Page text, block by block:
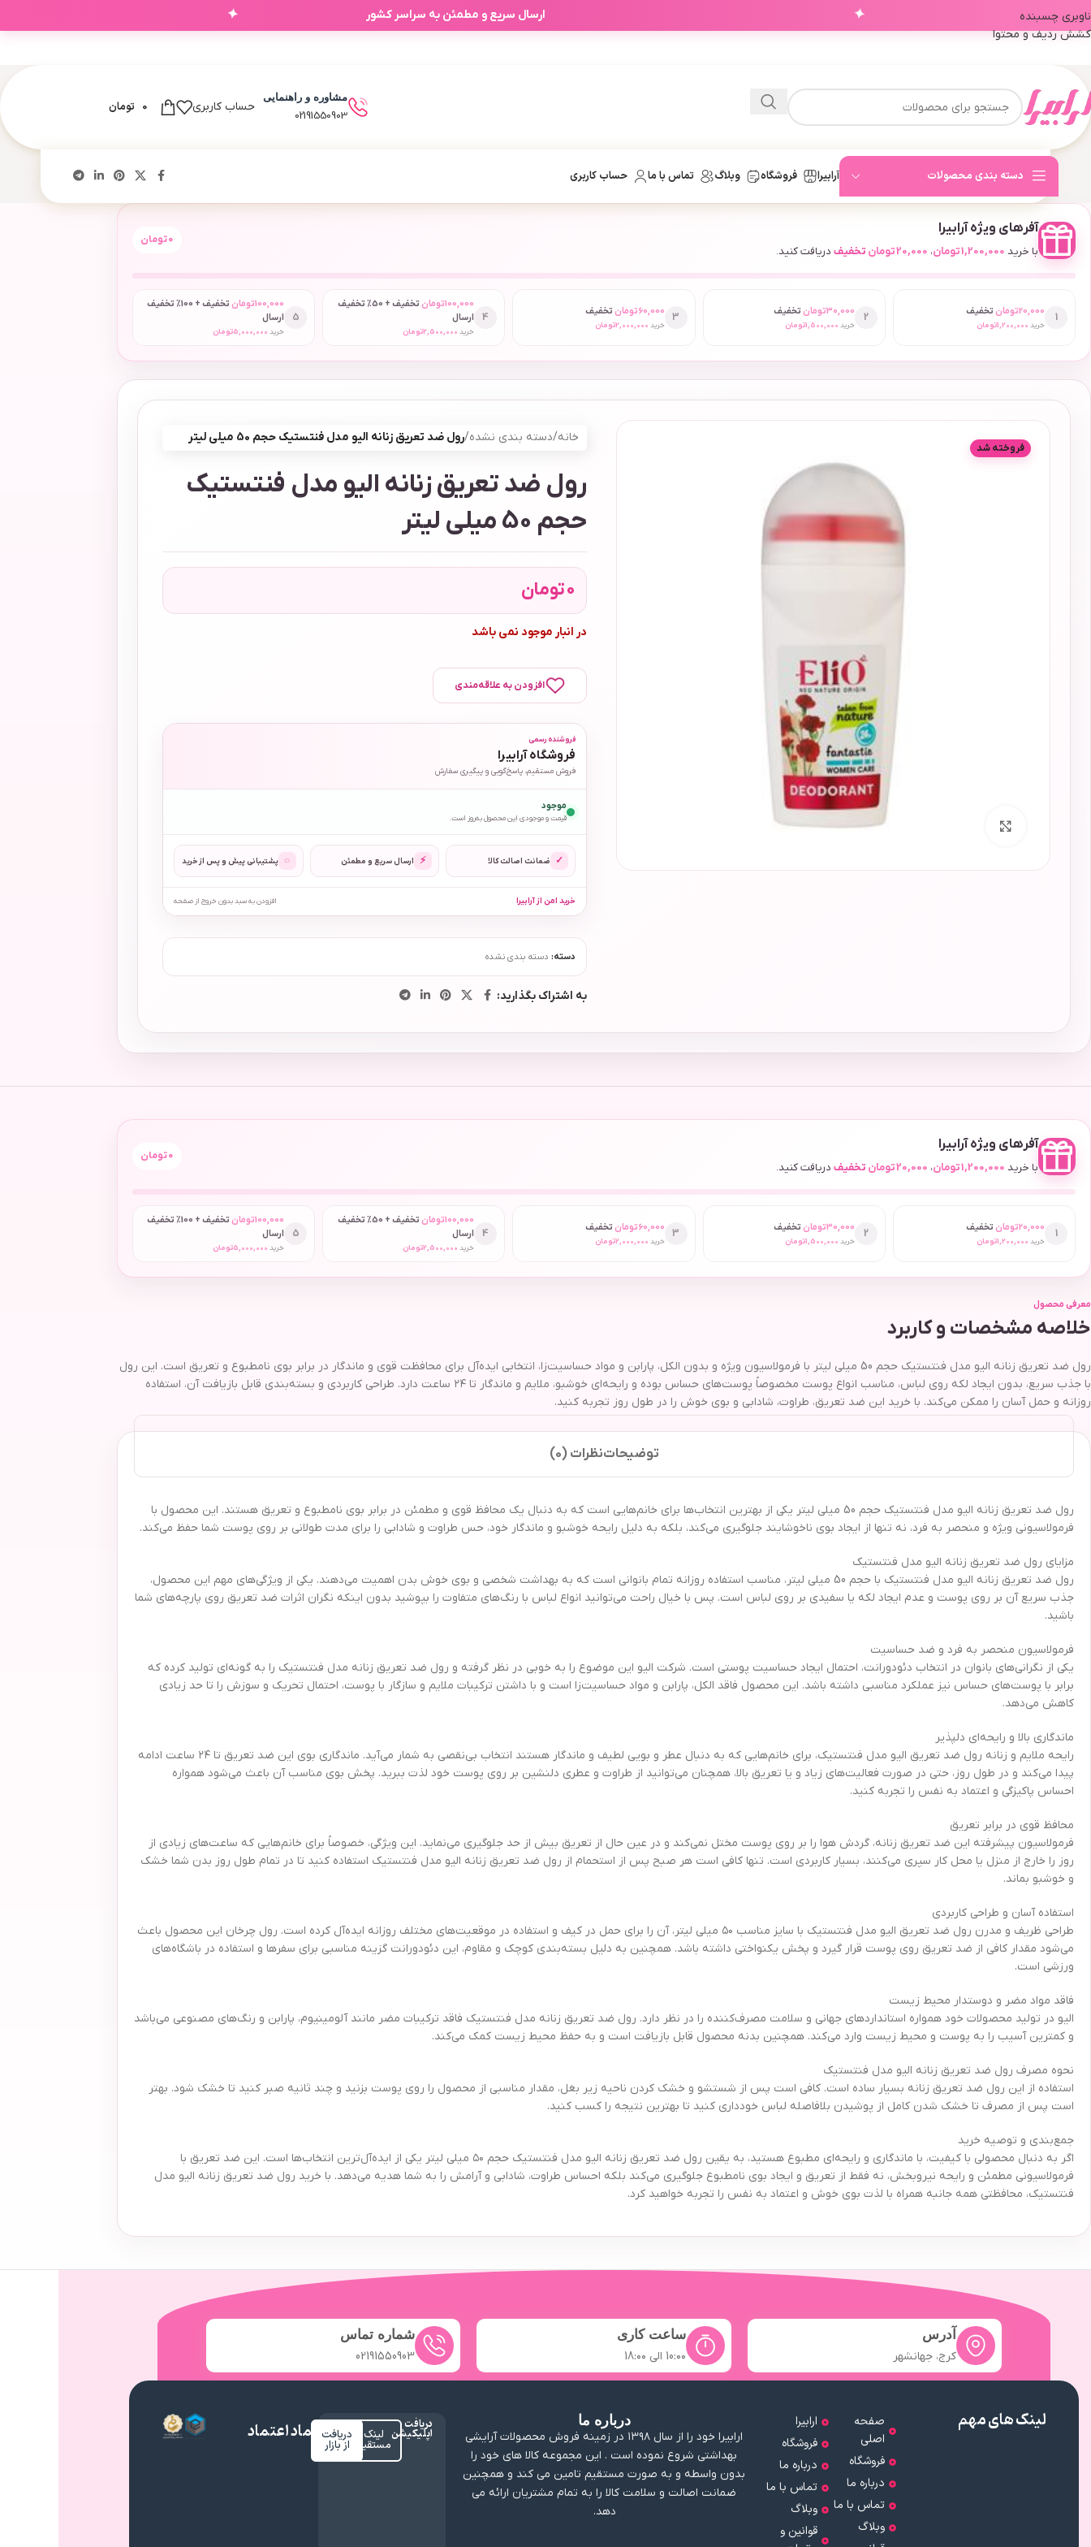
✦ آفرهای شخصی آرابیرا بر اساس انتخاب‌های شما ✦
ناوبری چسبنده
کشش ردیف و محتوا
مشاوره و راهنمایی
02191550903
حساب کاربری 0 تومان
دسته بندی محصولات آرابیرا فروشگاه وبلاگ تماس با ما حساب کاربری
آفرهای ویژه آرابیرا
با خرید 1,200,000تومان، 20,000تومان تخفیف دریافت کنید.
0تومان
1
20,000تومان تخفیف
خرید 1,200,000تومان
2
30,000تومان تخفیف
خرید 1,500,000تومان
3
60,000تومان تخفیف
خرید 2,000,000تومان
4
100,000تومان
تخفیف + 50٪ تخفیف
ارسال
خرید 2,500,000تومان
5
100,000تومان
تخفیف + 100٪ تخفیف
ارسال
خرید 5,000,000تومان
فروخته شد
برای بزرگنمایی کلیک کنید
خانه/دسته بندی نشده/رول ضد تعریق زنانه الیو مدل فنتستیک حجم 50 میلی لیتر
رول ضد تعریق زنانه الیو مدل فنتستیک
حجم 50 میلی لیتر
0تومان
در انبار موجود نمی باشد
افزودن به علاقه‌مندی
فروشنده رسمی
فروشگاه آرابیرا
فروش مستقیم، پاسخ‌گویی و پیگیری سفارش
موجود
قیمت و موجودی این محصول به‌روز است.
✓ ضمانت اصالت کالا ⚡ ارسال سریع و مطمئن ◌ پشتیبانی پیش و پس از خرید
خرید امن از آرابیرا افزودن به سبد بدون خروج از صفحه
دسته: دسته بندی نشده
به اشتراک بگذارید:
آفرهای ویژه آرابیرا
با خرید 1,200,000تومان، 20,000تومان تخفیف دریافت کنید.
0تومان
1
20,000تومان تخفیف
خرید 1,200,000تومان
2
30,000تومان تخفیف
خرید 1,500,000تومان
3
60,000تومان تخفیف
خرید 2,000,000تومان
4
100,000تومان
تخفیف + 50٪ تخفیف
ارسال
خرید 2,500,000تومان
5
100,000تومان
تخفیف + 100٪ تخفیف
ارسال
خرید 5,000,000تومان
معرفی محصول
خلاصه مشخصات و کاربرد
رول ضد تعریق زنانه الیو مدل فنتستیک حجم 50 میلی لیتر با فرمولاسیون ویژه و بدون الکل، پارابن و مواد حساسیت‌زا، انتخابی ایده‌آل برای محافظت قوی و ماندگار در برابر بوی نامطبوع و تعریق است. این رول
با جذب سریع، بدون ایجاد لکه روی لباس، مناسب انواع پوست مخصوصاً پوست‌های حساس بوده و رایحه‌ای خوشبو، ملایم و ماندگار تا ۲۴ ساعت دارد. طراحی کاربردی و بسته‌بندی قابل بازیافت آن، استفاده
روزانه و حمل آسان را ممکن می‌کند. با خرید این ضد تعریق، طراوت، شادابی و بوی خوش را در طول روز تجربه کنید.
توضیحاتنظرات (0)
رول ضد تعریق زنانه الیو مدل فنتستیک حجم 50 میلی لیتر یکی از بهترین انتخاب‌ها برای خانم‌هایی است که به دنبال یک محافظ قوی و مطمئن در برابر بوی نامطبوع و تعریق هستند. این محصول با
فرمولاسیونی ویژه و منحصر به فرد، نه تنها از ایجاد بوی ناخوشایند جلوگیری می‌کند، بلکه به دلیل رایحه خوشبو و ماندگار خود، حس طراوت و شادابی را برای مدت طولانی بر روی پوست شما حفظ می‌کند.
مزایای رول ضد تعریق زنانه الیو مدل فنتستیک
رول ضد تعریق زنانه الیو مدل فنتستیک با حجم 50 میلی لیتر، مناسب استفاده روزانه تمام بانوانی است که به بهداشت شخصی و بوی خوش بدن اهمیت می‌دهند. یکی از ویژگی‌های مهم این محصول،
جذب سریع آن بر روی پوست و عدم ایجاد لکه یا سفیدی بر روی لباس است. پس با خیال راحت می‌توانید انواع لباس با رنگ‌های متفاوت را بپوشید بدون اینکه نگران اثرات ضد تعریق روی پارچه‌های شما
باشید.
فرمولاسیون منحصر به فرد و ضد حساسیت
یکی از نگرانی‌های بانوان در انتخاب دئودورانت، احتمال ایجاد حساسیت پوستی است. شرکت الیو این موضوع را به خوبی در نظر گرفته و رول ضد تعریق زنانه مدل فنتستیک را به گونه‌ای تولید کرده که
برابر با پوست‌های حساس نیز عملکرد مناسبی داشته باشد. این محصول فاقد الکل، پارابن و مواد حساسیت‌زا است و با داشتن ترکیبات ملایم و سازگار با پوست، احتمال تحریک و سوزش را تا حد زیادی
کاهش می‌دهد.
ماندگاری بالا و رایحه‌ای دلپذیر
رایحه ملایم و زنانه رول ضد تعریق الیو مدل فنتستیک، برای خانم‌هایی که به دنبال عطر و بویی لطیف و ماندگار هستند انتخاب بی‌نقصی به شمار می‌آید. ماندگاری بوی این ضد تعریق تا ۲۴ ساعت ادامه
پیدا می‌کند و در طول روز، حتی در صورت فعالیت‌های زیاد و یا تعریق بالا، همچنان می‌توانید از طراوت و عطری دلنشین بر روی پوست خود لذت ببرید. پخش بوی مناسب آن باعث می‌شود همواره
احساس پاکیزگی و اعتماد به نفس را تجربه کنید.
محافظ قوی در برابر تعریق
فرمولاسیون پیشرفته این ضد تعریق زنانه، گردش هوا را بر روی پوست مختل نمی‌کند و در عین حال از تعریق بیش از حد جلوگیری می‌نماید. این ویژگی، خصوصاً برای خانم‌هایی که ساعت‌های زیادی از
روز را خارج از منزل یا محل کار سپری می‌کنند، بسیار کاربردی است. تنها کافی است هر صبح پس از استحمام از رول ضد تعریق زنانه الیو مدل فنتستیک استفاده کنید تا در تمام طول روز بدن شما خشک
و خوشبو بماند.
استفاده آسان و طراحی کاربردی
طراحی ظریف و مدرن رول ضد تعریق الیو مدل فنتستیک با سایز مناسب ۵۰ میلی لیتر، آن را برای حمل در کیف و استفاده در موقعیت‌های مختلف روزانه ایده‌آل کرده است. رول چرخان این محصول باعث
می‌شود مقدار کافی از ضد تعریق روی پوست قرار گیرد و پخش یکنواختی داشته باشد. همچنین به دلیل بسته‌بندی کوچک و مقاوم، این دئودورانت گزینه مناسبی برای سفرها و استفاده در باشگاه‌های
ورزشی است.
فاقد مواد مضر و دوستدار محیط زیست
الیو در تولید محصولات خود همواره استانداردهای جهانی و سلامت مصرف‌کننده را در نظر دارد. رول ضد تعریق زنانه مدل فنتستیک فاقد ترکیبات مضر مانند آلومینیوم، پارابن و رنگ‌های مصنوعی می‌باشد
و کمترین آسیب را به پوست و محیط زیست وارد می‌کند. همچنین بدنه محصول قابل بازیافت است و به حفظ محیط زیست کمک می‌کند.
نحوه مصرف رول ضد تعریق زنانه الیو مدل فنتستیک
استفاده از این رول ضد تعریق زنانه بسیار ساده است. کافی است پس از شستشو و خشک کردن ناحیه زیر بغل، مقدار مناسبی از محصول را روی پوست بزنید و چند ثانیه صبر کنید تا خشک شود. بهتر
است پس از مصرف تا خشک شدن کامل از پوشیدن بلافاصله لباس خودداری کنید تا بهترین نتیجه را کسب کنید.
جمع‌بندی و توصیه خرید
اگر به دنبال محصولی با کیفیت، با ماندگاری و رایحه‌ای مطبوع هستید، به یقین رول ضد تعریق زنانه الیو مدل فنتستیک حجم ۵۰ میلی لیتر یکی از ایده‌آل‌ترین انتخاب‌ها است. این ضد تعریق با
فرمولاسیونی مطمئن و رایحه نیروبخش، نه فقط از تعریق و ایجاد بوی نامطبوع جلوگیری می‌کند بلکه احساس طراوت، شادابی و آرامش را به شما هدیه می‌دهد. با خرید رول ضد تعریق زنانه الیو مدل
فنتستیک، محافظتی همه جانبه همراه با لذت بوی خوش و اعتماد به نفس را تجربه خواهید کرد.
آدرس
کرج، جهانشهر
ساعت کاری
10:۰۰ الی 18:۰۰
شماره تماس
02191550903
لینک های مهم
صفحه
اصلی
فروشگاه
درباره ما
تماس با ما
وبلاگ
ارابیرا
فروشگاه
درباره ما
تماس با ما
وبلاگ
قوانین و
درباره ما
ارابیرا خود را از سال ۱۳۹۸ در زمینه فروش محصولات آرایشی
بهداشتی شروع نموده است . این مجموعه کالا های خود را
بدون واسطه و به صورت مستقیم تامین می کند و همچنین
ضمانت اصالت و سلامت کالا را به تمام مشتریان ارائه می
دهد.
دریافت
اپلیکیشن لینک
مستقیم
دریافت
از بازار نماد اعتماد